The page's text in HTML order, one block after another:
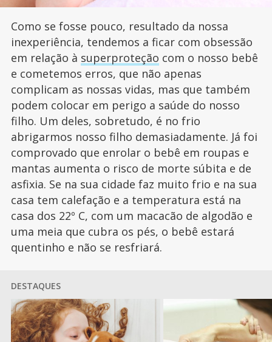
Como se fosse pouco, resultado da nossa
inexperiência, tendemos a ficar com obsessão
em relação à superproteção com o nosso bebê
e cometemos erros, que não apenas
complicam as nossas vidas, mas que também
podem colocar em perigo a saúde do nosso
filho. Um deles, sobretudo, é no frio
abrigarmos nosso filho demasiadamente. Já foi
comprovado que enrolar o bebê em roupas e
mantas aumenta o risco de morte súbita e de
asfixia. Se na sua cidade faz muito frio e na sua
casa tem calefação e a temperatura está na
casa dos 22º C, com um macacão de algodão e
uma meia que cubra os pés, o bebê estará
quentinho e não se resfriará.
DESTAQUES